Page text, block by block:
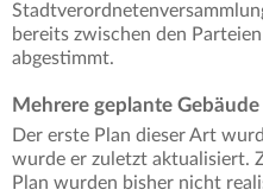
bereits zwischen den
abgestimmt.
Mehrere geplante
Der erste Plan dieser Art
wurde er zuletzt aktualisiert.
Plan wurden bisher nicht